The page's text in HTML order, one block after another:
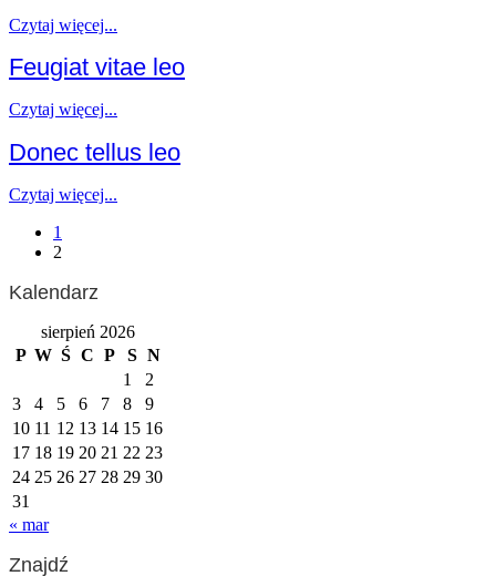
Czytaj więcej...
Feugiat vitae leo
Czytaj więcej...
Donec tellus leo
Czytaj więcej...
1
2
Kalendarz
sierpień 2026
P W Ś C P S N
1
2
3
4 5 6 7 8
9
10 11 12 13 14 15 16
17 18 19 20 21 22 23
24 25 26 27 28 29 30
31
« mar
Znajdź